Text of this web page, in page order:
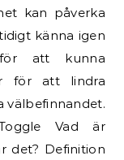
kan påverka
känna igen
att kunna
för att lindra
välbefinnandet.
Vad är
det? Definition